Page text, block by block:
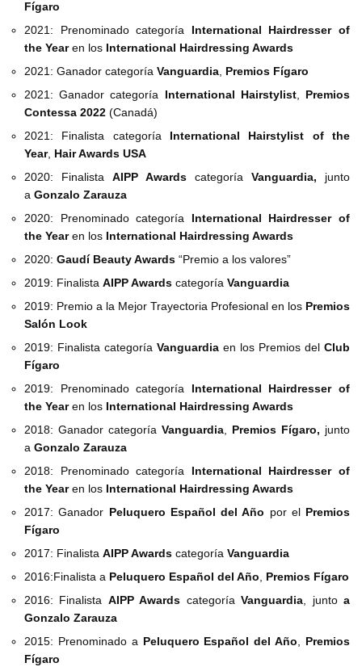
Fígaro
2021: Prenominado categoría
International Hairdresser of
the Yearen los International Hairdressing Awards
2021: Ganador categoría Vanguardia, Premios Fígaro
2021: Ganador categoría
International Hairstylist,
Premios
Contessa 2022 (Canadá)
2021: Finalista categoría
International Hairstylist of the
Year, Hair Awards USA
2020: Finalista AIPP Awards categoría Vanguardia, junto
a Gonzalo Zarauza
2020: Prenominado categoría
International Hairdresser of
the Yearen los International Hairdressing Awards
2020: Gaudí Beauty Awards “Premio a los valores”
2019: Finalista AIPP Awards categoría Vanguardia
2019: Premio a la Mejor Trayectoria Profesional en los Premios
Salón Look
2019: Finalista categoría Vanguardia en los Premios del Club
Fígaro
2019: Prenominado categoría
International Hairdresser of
the Yearen los International Hairdressing Awards
2018: Ganador categoría Vanguardia, Premios Fígaro, junto
a Gonzalo Zarauza
2018: Prenominado categoría
International Hairdresser of
the Yearen los International Hairdressing Awards
2017: Ganador
Peluquero Español del Año por el
Premios
Fígaro
2017: Finalista AIPP Awards categoría Vanguardia
2016:Finalista a Peluquero Español del Año, Premios Fígaro
2016: Finalista AIPP Awards categoríaVanguardia, juntoa
Gonzalo Zarauza
2015: Prenominado a Peluquero Español del Año,
Premios
Fígaro